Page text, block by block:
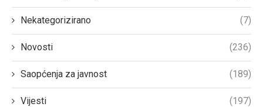
Nekategorizirano (7)
Novosti (236)
Saopćenja za javnost (189)
Vijesti (197)